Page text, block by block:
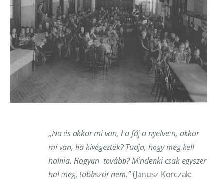
„Na és akkor mi van, ha fáj a nyelvem, akkor
mi van, ha kivégezték? Tudja, hogy meg kell
halnia. Hogyan tovább? Mindenki csak egyszer
hal meg, többször nem.”(Janusz Korczak: